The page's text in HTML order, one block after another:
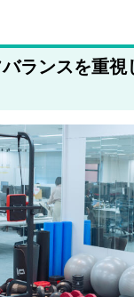
ランスを重視